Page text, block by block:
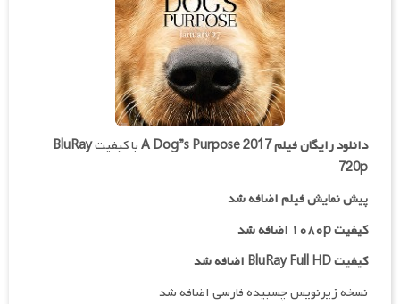
دانلود رایگان فیلمA Dog”s Purpose 2017با کیفیتBluRay
720p
پیش نمایش فیلم اضافه شد
کیفیت ۱۰۸۰p اضافه شد
کیفیت BluRay Full HD اضافه شد
نسخه زیرنویس چسبیده فارسی اضافه شد